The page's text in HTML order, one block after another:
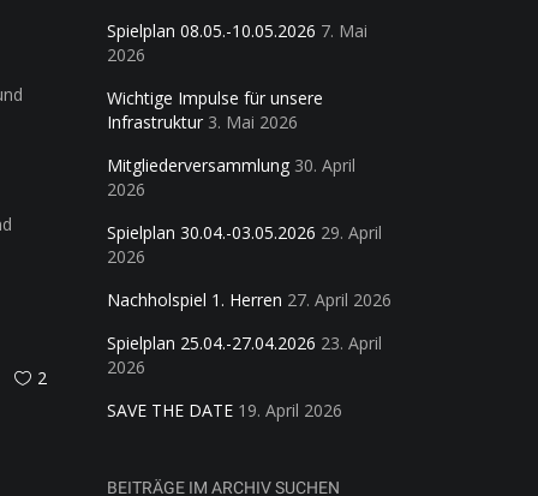
2
Spielplan 08.05.-10.05.2026 7. Mai
2026
Wichtige Impulse für unsere
Infrastruktur 3. Mai 2026
Mitgliederversammlung 30. April
2026
Spielplan 30.04.-03.05.2026 29. April
2026
Nachholspiel 1. Herren 27. April 2026
Spielplan 25.04.-27.04.2026 23. April
2026
SAVE THE DATE 19. April 2026
BEITRÄGE IM ARCHIV SUCHEN